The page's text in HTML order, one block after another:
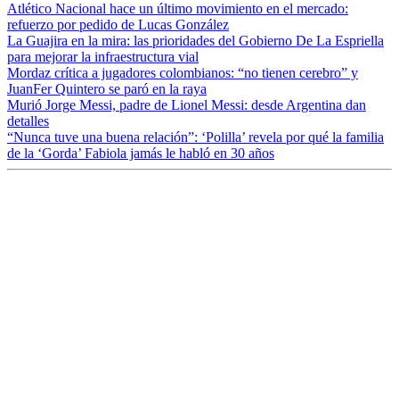
Atlético Nacional hace un último movimiento en el mercado:
refuerzo por pedido de Lucas González
La Guajira en la mira: las prioridades del Gobierno De La Espriella
para mejorar la infraestructura vial
Mordaz crítica a jugadores colombianos: “no tienen cerebro” y
JuanFer Quintero se paró en la raya
Murió Jorge Messi, padre de Lionel Messi: desde Argentina dan
detalles
“Nunca tuve una buena relación”: ‘Polilla’ revela por qué la familia
de la ‘Gorda’ Fabiola jamás le habló en 30 años